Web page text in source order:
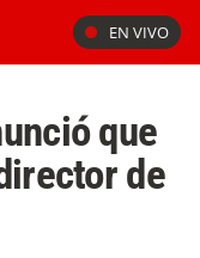
EN VIVO
que
de